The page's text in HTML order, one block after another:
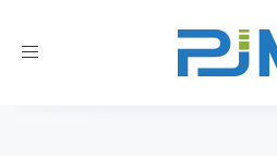
Toggle